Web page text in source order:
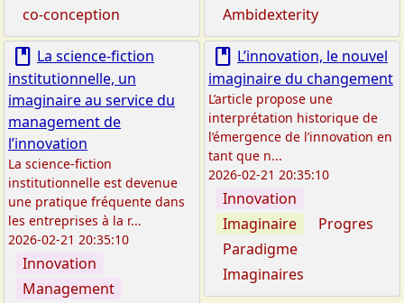
co-conception
Ambidexterity
book La science-fiction
institutionnelle, un
imaginaire au service du
management de
l’innovation
La science-fiction
institutionnelle est devenue
une pratique fréquente dans
les entreprises à la r...
2026-02-21 20:35:10
Innovation
Management
book L’innovation, le nouvel
imaginaire du changement
L’article propose une
interprétation historique de
l’émergence de l’innovation en
tant que n...
2026-02-21 20:35:10
Innovation
Imaginaire
Progres
Paradigme
Imaginaires